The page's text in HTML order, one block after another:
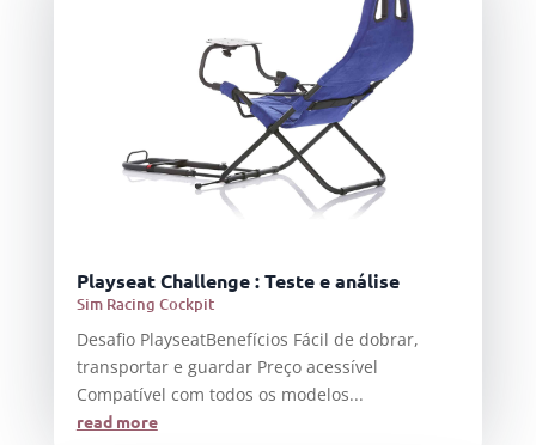
Playseat Challenge : Teste e análise
Sim Racing Cockpit
Desafio PlayseatBenefícios Fácil de dobrar,
transportar e guardar Preço acessível
Compatível com todos os modelos...
read more